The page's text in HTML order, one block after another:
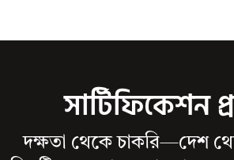
সার্টিফিকেশন
দক্ষতা থেকে চাকরি—দেশ